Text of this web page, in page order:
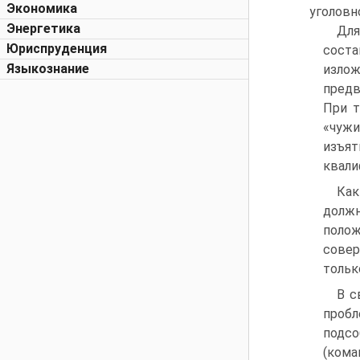
Экономика
Энергетика
Юриспруденция
Языкознание
При
В